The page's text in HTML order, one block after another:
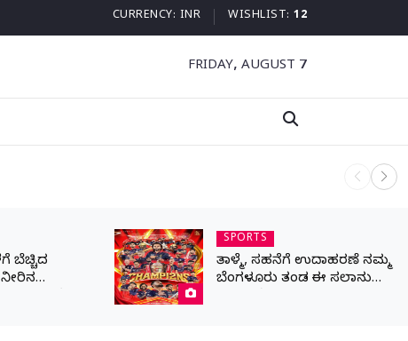
CURRENCY: INR WISHLIST: 12
FRIDAY, AUGUST 7
ನಾಳೆ
ಬೆಚ್ಚಿದ
SPORTS
ತಾಳ್ಮೆ, ಸಹನೆಗೆ ಉದಾಹರಣೆ ನಮ್ಮ
ಬೆಂಗಳೂರು ತಂಡ ಈ ಸಲಾನು